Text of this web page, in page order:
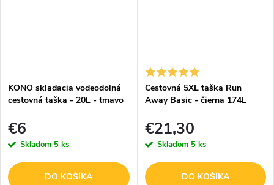
KONO skladacia vodeodolná
cestovná taška - 20L - tmavo
€6
Skladom 5 ks
DO KOŠÍKA
Cestovná 5XL taška Run
Away Basic - čierna 174L
€21,30
Skladom 5 ks
DO KOŠÍKA